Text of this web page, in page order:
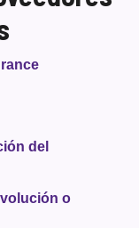
del
o